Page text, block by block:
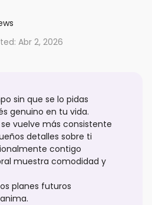
Abr 2, 2026
sin que se lo pidas
genuino en tu vida.
vuelve más consistente
detalles sobre ti
contigo
muestra comodidad y
planes futuros